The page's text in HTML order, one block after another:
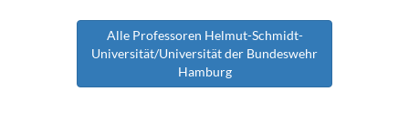
Alle Professoren Helmut-Schmidt-
Universität/Universität der Bundeswehr
Hamburg